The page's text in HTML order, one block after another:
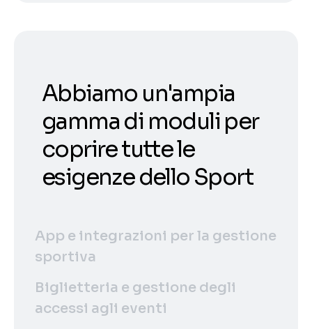
Abbiamo un'ampia
gamma di moduli per
coprire tutte le
esigenze dello Sport
App e integrazioni per la gestione
sportiva
Biglietteria e gestione degli
accessi agli eventi